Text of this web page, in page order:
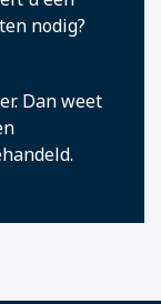
nodig?
Dan weet